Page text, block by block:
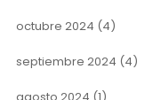
octubre 2024 (4)
septiembre 2024 (4)
agosto 2024 (1)